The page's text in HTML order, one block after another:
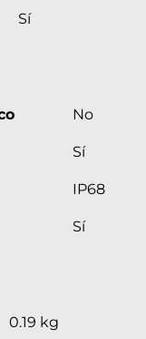
Sí
No
Sí
IP68
Sí
0.19 kg